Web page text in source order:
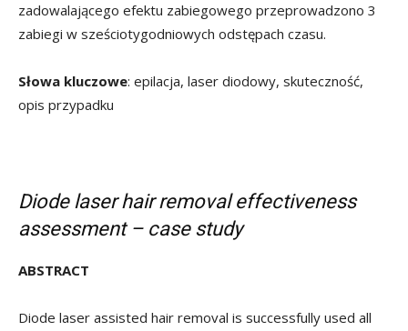
zadowalającego efektu zabiegowego przeprowadzono 3
zabiegi w sześciotygodniowych odstępach czasu.
Słowa kluczowe: epilacja, laser diodowy, skuteczność,
opis przypadku
Diode laser hair removal effectiveness
assessment – case study
ABSTRACT
Diode laser assisted hair removal is successfully used all